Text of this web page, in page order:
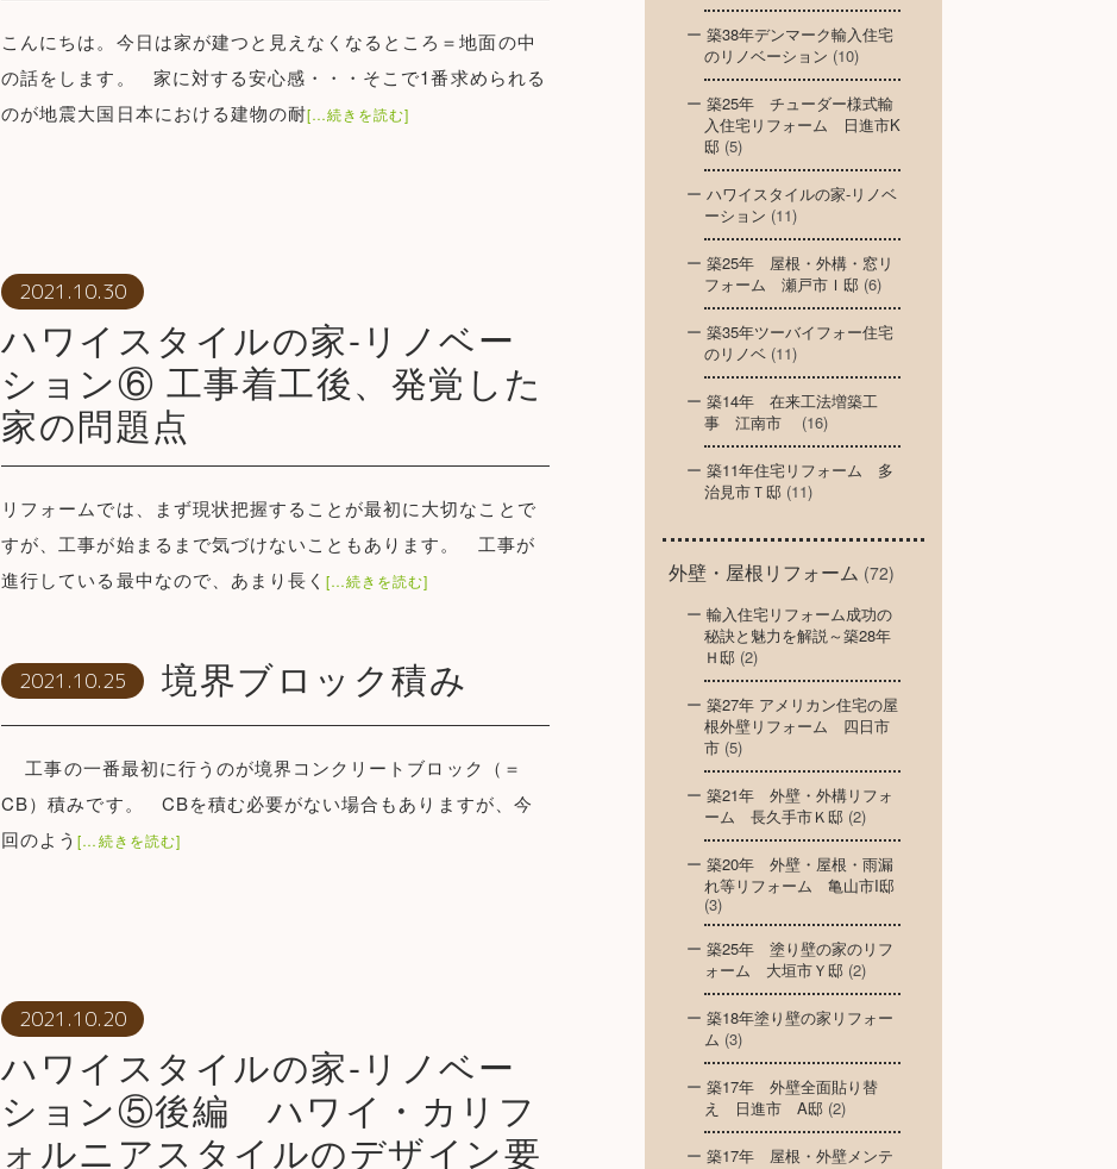
こんにちは。今日は家が建つと見えなくなるところ＝地面の中
の話をします。 家に対する安心感・・・そこで1番求められる
のが地震大国日本における建物の耐[…続きを読む]
2021.10.30
ハワイスタイルの家-リノベー
ション⑥ 工事着工後、発覚した
家の問題点
リフォームでは、まず現状把握することが最初に大切なことで
すが、工事が始まるまで気づけないこともあります。 工事が
進行している最中なので、あまり長く[…続きを読む]
2021.10.25 境界ブロック積み
工事の一番最初に行うのが境界コンクリートブロック（＝
CB）積みです。 CBを積む必要がない場合もありますが、今
回のよう[…続きを読む]
2021.10.20
ハワイスタイルの家-リノベー
ション⑤後編 ハワイ・カリフ
ォルニアスタイルのデザイン要
築38年デンマーク輸入住宅
のリノベーション (10)
築25年 チューダー様式輸
入住宅リフォーム 日進市K
邸 (5)
ハワイスタイルの家-リノベ
ーション (11)
築25年 屋根・外構・窓リ
フォーム 瀬戸市Ｉ邸 (6)
築35年ツーバイフォー住宅
のリノベ (11)
築14年 在来工法増築工
事 江南市
(16)
築11年住宅リフォーム 多
治見市Ｔ邸 (11)
外壁・屋根リフォーム (72)
輸入住宅リフォーム成功の
秘訣と魅力を解説～築28年
Ｈ邸 (2)
築27年 アメリカン住宅の屋
根外壁リフォーム 四日市
市 (5)
築21年 外壁・外構リフォ
ーム 長久手市Ｋ邸 (2)
築20年 外壁・屋根・雨漏
れ等リフォーム 亀山市I邸
(3)
築25年 塗り壁の家のリフ
ォーム 大垣市Ｙ邸 (2)
築18年塗り壁の家リフォー
ム (3)
築17年 外壁全面貼り替
え 日進市 A邸 (2)
築17年 屋根・外壁メンテ